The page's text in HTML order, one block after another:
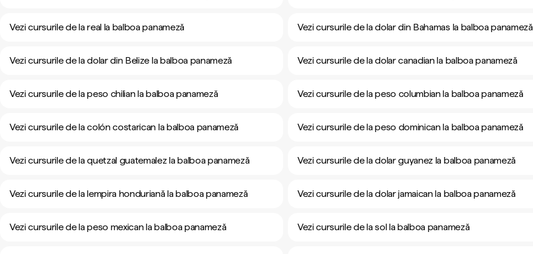
Vezi cursurile de la real la balboa panameză Vezi cursurile de la dolar din Bahamas la balboa panameză
Vezi cursurile de la dolar din Belize la balboa panameză Vezi cursurile de la dolar canadian la balboa panameză
Vezi cursurile de la peso chilian la balboa panameză Vezi cursurile de la peso columbian la balboa panameză
Vezi cursurile de la colón costarican la balboa panameză Vezi cursurile de la peso dominican la balboa panameză
Vezi cursurile de la quetzal guatemalez la balboa panameză Vezi cursurile de la dolar guyanez la balboa panameză
Vezi cursurile de la lempira honduriană la balboa panameză Vezi cursurile de la dolar jamaican la balboa panameză
Vezi cursurile de la peso mexican la balboa panameză Vezi cursurile de la sol la balboa panameză